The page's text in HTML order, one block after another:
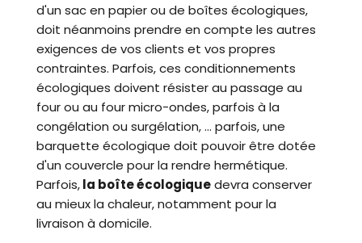
d'un sac en papier ou de boîtes écologiques,
doit néanmoins prendre en compte les autres
exigences de vos clients et vos propres
contraintes. Parfois, ces conditionnements
écologiques doivent résister au passage au
four ou au four micro-ondes, parfois à la
congélation ou surgélation, ... parfois, une
barquette écologique doit pouvoir être dotée
d'un couvercle pour la rendre hermétique.
Parfois,la boîte écologiquedevra conserver
au mieux la chaleur, notamment pour la
livraison à domicile.